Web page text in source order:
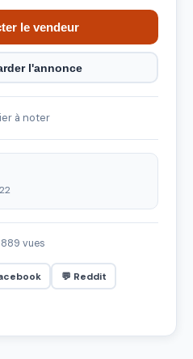
le vendeur
l'annonce
à noter
vues
💬 Reddit